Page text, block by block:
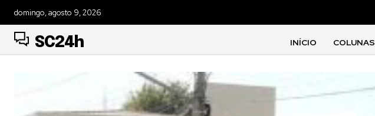
domingo, agosto 9, 2026
SC24h INÍCIO COLUNAS